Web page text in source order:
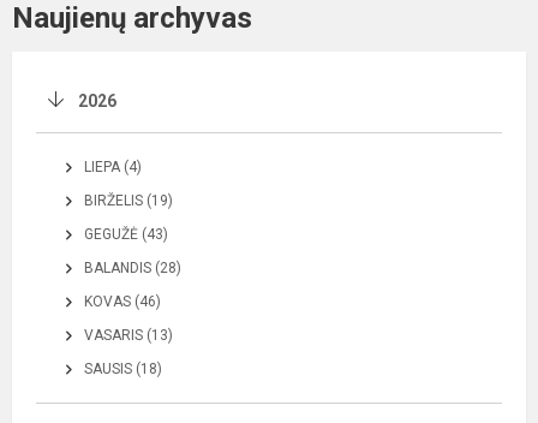
Naujienų archyvas
2026
LIEPA (4)
BIRŽELIS (19)
GEGUŽĖ (43)
BALANDIS (28)
KOVAS (46)
VASARIS (13)
SAUSIS (18)